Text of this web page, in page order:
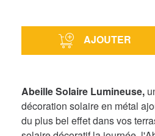
AJOUTER
Abeille Solaire Lumineuse,
décoration solaire en métal
du plus bel effet dans vos